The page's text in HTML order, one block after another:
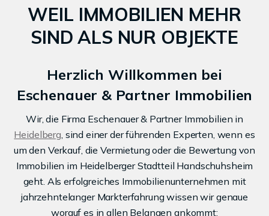
WEIL IMMOBILIEN MEHR
SIND ALS NUR OBJEKTE
Herzlich Willkommen bei
Eschenauer & Partner Immobilien
Wir, die Firma Eschenauer & Partner Immobilien in
Heidelberg, sind einer der führenden Experten, wenn es
um den Verkauf, die Vermietung oder die Bewertung von
Immobilien im Heidelberger Stadtteil Handschuhsheim
geht. Als erfolgreiches Immobilienunternehmen mit
jahrzehntelanger Markterfahrung wissen wir genaue
worauf es in allen Belangen ankommt: